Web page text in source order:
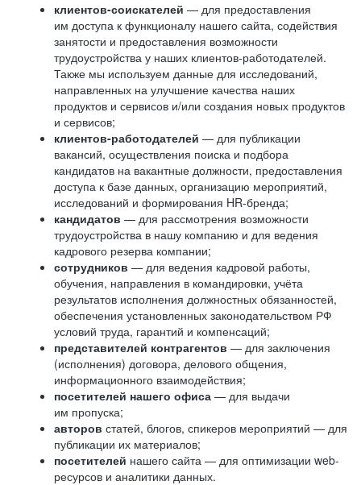
клиентов-соискателей — для предоставления
им доступа к функционалу нашего сайта, содействия
занятости и предоставления возможности
трудоустройства у наших клиентов-работодателей.
Также мы используем данные для исследований,
направленных на улучшение качества наших
продуктов и сервисов и/или создания новых продуктов
и сервисов;
клиентов-работодателей — для публикации
вакансий, осуществления поиска и подбора
кандидатов на вакантные должности, предоставления
доступа к базе данных, организацию мероприятий,
исследований и формирования HR-бренда;
кандидатов — для рассмотрения возможности
трудоустройства в нашу компанию и для ведения
кадрового резерва компании;
сотрудников — для ведения кадровой работы,
обучения, направления в командировки, учёта
результатов исполнения должностных обязанностей,
обеспечения установленных законодательством РФ
условий труда, гарантий и компенсаций;
представителей контрагентов — для заключения
(исполнения) договора, делового общения,
информационного взаимодействия;
посетителей нашего офиса — для выдачи
им пропуска;
авторов статей, блогов, спикеров мероприятий — для
публикации их материалов;
посетителей нашего сайта — для оптимизации web-
ресурсов и аналитики данных.